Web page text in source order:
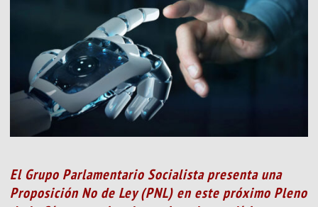
El Grupo Parlamentario Socialista presenta una
Proposición No de Ley (PNL) en este próximo Pleno